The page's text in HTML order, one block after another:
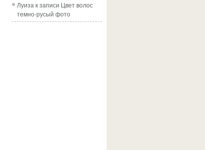
Луиза к записи Цвет волос
темно-русый фото